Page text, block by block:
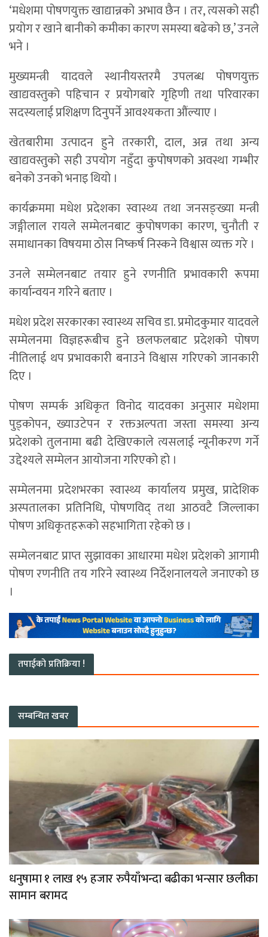
‘मधेशमा पोषणयुक्त खाद्यान्नको अभाव छैन । तर, त्यसको सही
प्रयोग र खाने बानीको कमीका कारण समस्या बढेको छ,’ उनले
भने ।
मुख्यमन्त्री यादवले स्थानीयस्तरमै उपलब्ध पोषणयुक्त
खाद्यवस्तुको पहिचान र प्रयोगबारे गृहिणी तथा परिवारका
सदस्यलाई प्रशिक्षण दिनुपर्ने आवश्यकता औंल्याए ।
खेतबारीमा उत्पादन हुने तरकारी, दाल, अन्न तथा अन्य
खाद्यवस्तुको सही उपयोग नहुँदा कुपोषणको अवस्था गम्भीर
बनेको उनको भनाइ थियो ।
कार्यक्रममा मधेश प्रदेशका स्वास्थ्य तथा जनसङ्ख्या मन्त्री
जङ्गीलाल रायले सम्मेलनबाट कुपोषणका कारण, चुनौती र
समाधानका विषयमा ठोस निष्कर्ष निस्कने विश्वास व्यक्त गरे ।
उनले सम्मेलनबाट तयार हुने रणनीति प्रभावकारी रूपमा
कार्यान्वयन गरिने बताए ।
मधेश प्रदेश सरकारका स्वास्थ्य सचिव डा. प्रमोदकुमार यादवले
सम्मेलनमा विज्ञहरूबीच हुने छलफलबाट प्रदेशको पोषण
नीतिलाई थप प्रभावकारी बनाउने विश्वास गरिएको जानकारी
दिए ।
पोषण सम्पर्क अधिकृत विनोद यादवका अनुसार मधेशमा
पुड्कोपन, ख्याउटेपन र रक्तअल्पता जस्ता समस्या अन्य
प्रदेशको तुलनामा बढी देखिएकाले त्यसलाई न्यूनीकरण गर्ने
उद्देश्यले सम्मेलन आयोजना गरिएको हो ।
सम्मेलनमा प्रदेशभरका स्वास्थ्य कार्यालय प्रमुख, प्रादेशिक
अस्पतालका प्रतिनिधि, पोषणविद् तथा आठवटै जिल्लाका
पोषण अधिकृतहरूको सहभागिता रहेको छ ।
सम्मेलनबाट प्राप्त सुझावका आधारमा मधेश प्रदेशको आगामी
पोषण रणनीति तय गरिने स्वास्थ्य निर्देशनालयले जनाएको छ
।
तपाईको प्रतिक्रिया !
सम्बन्धित खबर
धनुषामा १ लाख १५ हजार रुपैयाँभन्दा बढीका भन्सार छलीका
सामान बरामद